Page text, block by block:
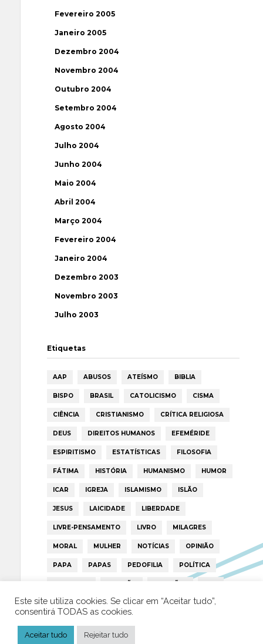
Fevereiro 2005
Janeiro 2005
Dezembro 2004
Novembro 2004
Outubro 2004
Setembro 2004
Agosto 2004
Julho 2004
Junho 2004
Maio 2004
Abril 2004
Março 2004
Fevereiro 2004
Janeiro 2004
Dezembro 2003
Novembro 2003
Julho 2003
Etiquetas
AAP ABUSOS ATEÍSMO BIBLIA
BISPO BRASIL CATOLICISMO CISMA
CIÊNCIA CRISTIANISMO CRÍTICA RELIGIOSA
DEUS DIREITOS HUMANOS EFEMÉRIDE
ESPIRITISMO ESTATÍSTICAS FILOSOFIA
FÁTIMA HISTÓRIA HUMANISMO HUMOR
ICAR IGREJA ISLAMISMO ISLÃO
JESUS LAICIDADE LIBERDADE
LIVRE-PENSAMENTO LIVRO MILAGRES
MORAL MULHER NOTÍCIAS OPINIÃO
PAPA PAPAS PEDOFILIA POLÍTICA
PORTUGAL RELIGIÃO RELIGIÕES RTP
TRUMP VATICANO
Este site utiliza cookies. Se clicar em “Aceitar tudo”,
consentirá TODAS as cookies.
Aceitar tudo Rejeitar tudo